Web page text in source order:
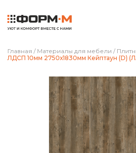
Главная / Материалы для мебели /
ЛДСП 10мм 2750х1830мм Кейптаун (D)